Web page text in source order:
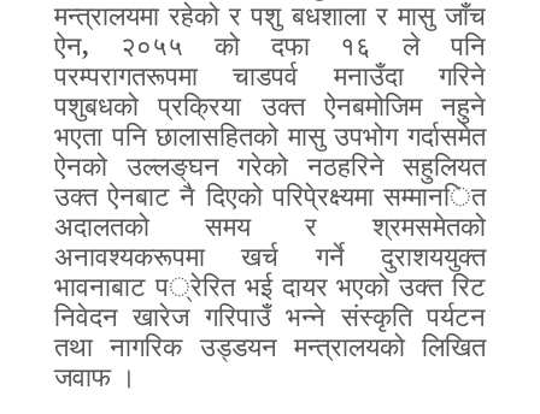
मन्त्रालयमा रहेको र पशु बधशाला र मासु जाँच
ऐन, २०५५ को दफा १६ ले पनि
परम्परागतरूपमा चाडपर्व मनाउँदा गरिने
पशुबधको प्रक्रिया उक्त ऐनबमोजिम नहुने
भएता पनि छालासहितको मासु उपभोग गर्दासमेत
ऐनको उल्लङ्घन गरेको नठहरिने सहुलियत
उक्त ऐनबाट नै दिएको परिपे्रक्ष्यमा सम्मानित
अदालतको समय र श्रमसमेतको
अनावश्यकरूपमा खर्च गर्ने दुराशययुक्त
भावनाबाट प्रेरित भई दायर भएको उक्त रिट
निवेदन खारेज गरिपाउँभन्ने संस्कृति पर्यटन
तथा नागरिक उड्डयन मन्त्रालयको लिखित
जवाफ ।